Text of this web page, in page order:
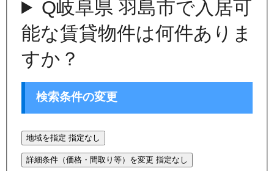
Q岐阜県 羽島市で入居可
能な賃貸物件は何件ありま
すか？
検索条件の変更
地域を指定 指定なし
詳細条件（価格・間取り等）を変更 指定なし